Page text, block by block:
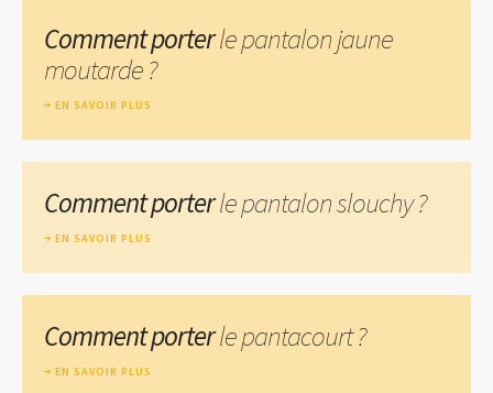
Comment porterle pantalon jaune
moutarde ?
EN SAVOIR PLUS
Comment porterle pantalon slouchy ?
EN SAVOIR PLUS
Comment porterle pantacourt ?
EN SAVOIR PLUS